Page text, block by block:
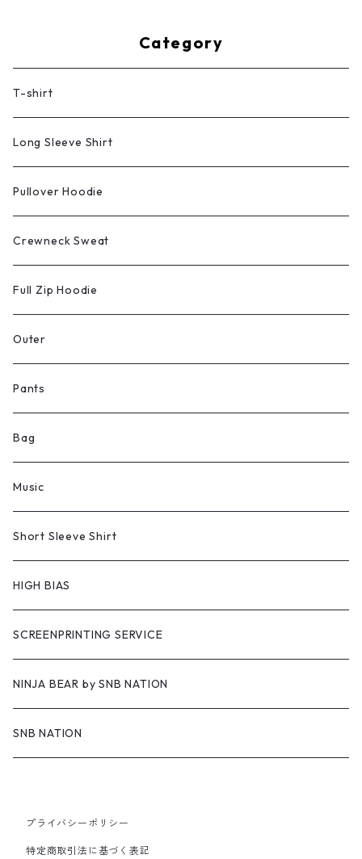
Category
T-shirt
Long Sleeve Shirt
Pullover Hoodie
Crewneck Sweat
Full Zip Hoodie
Outer
Pants
Bag
Music
Short Sleeve Shirt
HIGH BIAS
SCREENPRINTING SERVICE
NINJA BEAR by SNB NATION
SNB NATION
プライバシーポリシー
特定商取引法に基づく表記